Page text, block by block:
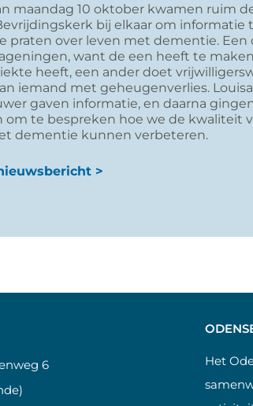
maandag 10 oktober kwamen ruim
bij elkaar om informatie
praten over leven met dementie. Een
want de een heeft te
heeft, een ander doet
iemand met geheugenverlies.
gaven informatie, en daarna
om te bespreken hoe we de kwaliteit
dementie kunnen verbeteren.
>
6
Het